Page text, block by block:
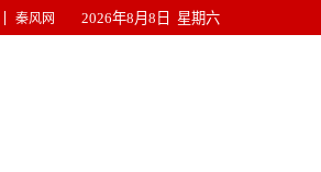
秦风网 2026年8月8日 星期六